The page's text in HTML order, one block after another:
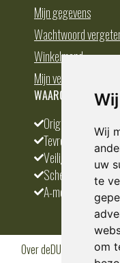
Wij
uw
te
om
Mijn gegevens
Wachtwoord
Winkelmand
Mijn verlanglijst
WAAROM
Origineel en divers
Tevreden klanten
Veilig betalen
Scherpste prijs
A-merken
Over deDUMP.nl